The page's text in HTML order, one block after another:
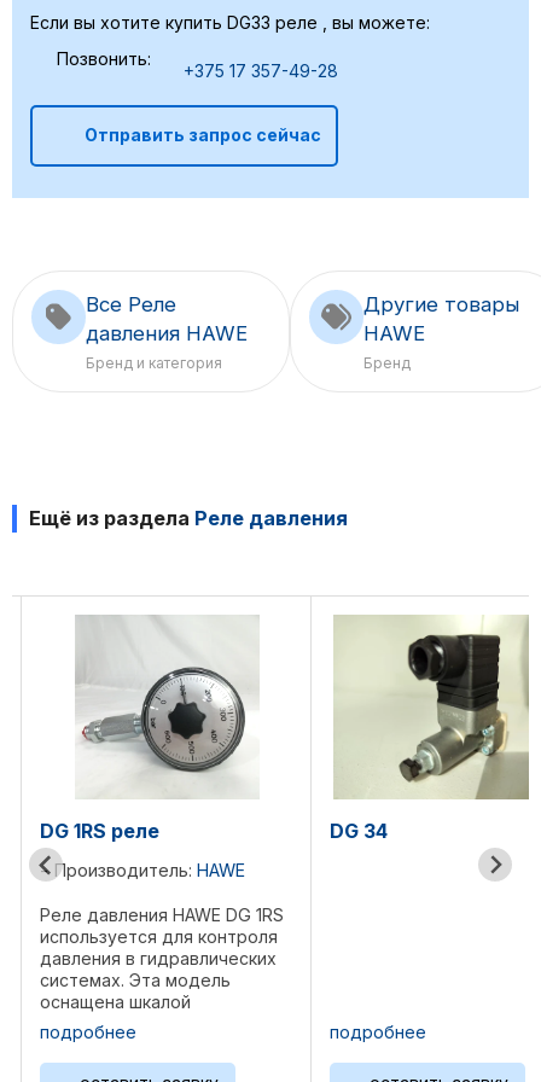
Если вы хотите купить DG33 реле , вы можете:
Позвонить:
+375 17 357-49-28
Отправить запрос сейчас
Все Реле
давления HAWE
Бренд и категория
Другие товары
HAWE
Бренд
Ещё из раздела Реле давления
что
DG 34
подробнее
DG34 реле
Производитель:
точный контроль
подавая сигнал при
достижении
подробнее